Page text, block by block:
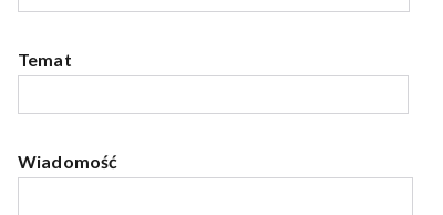
Temat
Wiadomość